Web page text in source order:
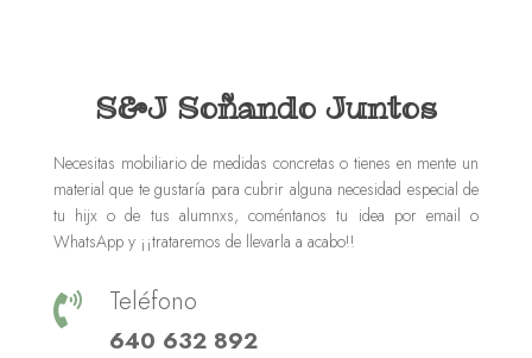
S&J Soñando Juntos
Necesitas mobiliario de medidas concretas o tienes en mente un
material que te gustaría para cubrir alguna necesidad especial de
tu hijx o de tus alumnxs, coméntanos tu idea por email o
WhatsApp y ¡¡trataremos de llevarla a acabo!!
 Teléfono
640 632 892